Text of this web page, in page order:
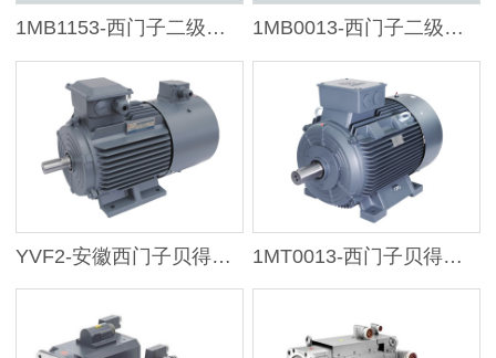
1MB1153-西门子二级能效防爆电机DIICT4 1MB0013-西门子二级能效粉尘防爆
YVF2-安徽西门子贝得电机 1MT0013-西门子贝得二级能效粉尘防爆